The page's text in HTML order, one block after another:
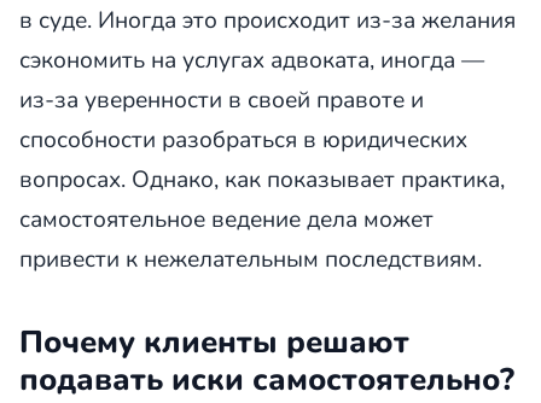
в суде. Иногда это происходит из-за желания
сэкономить на услугах адвоката, иногда —
из-за уверенности в своей правоте и
способности разобраться в юридических
вопросах. Однако, как показывает практика,
самостоятельное ведение дела может
привести к нежелательным последствиям.
Почему клиенты решают
подавать иски самостоятельно?